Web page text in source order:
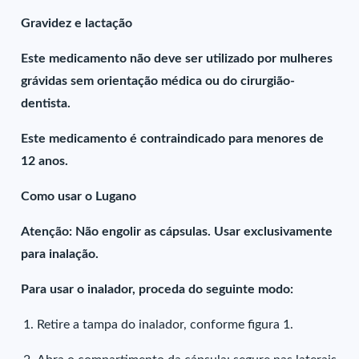
Gravidez e lactação
Este medicamento não deve ser utilizado por mulheres
grávidas sem orientação médica ou do cirurgião-
dentista.
Este medicamento é contraindicado para menores de
12 anos.
Como usar o Lugano
Atenção: Não engolir as cápsulas. Usar exclusivamente
para inalação.
Para usar o inalador, proceda do seguinte modo:
Retire a tampa do inalador, conforme figura 1.